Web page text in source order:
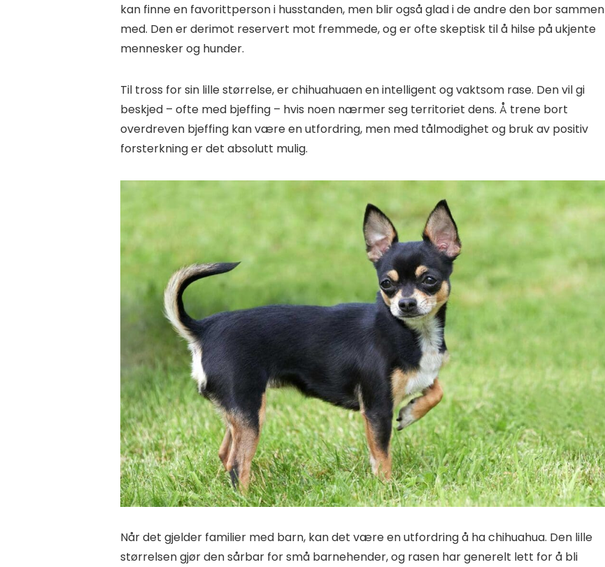
kan finne en favorittperson i husstanden, men blir også glad i de andre den bor sammen
med. Den er derimot reservert mot fremmede, og er ofte skeptisk til å hilse på ukjente
mennesker og hunder.
Til tross for sin lille størrelse, er chihuahuaen en intelligent og vaktsom rase. Den vil gi
beskjed – ofte med bjeffing – hvis noen nærmer seg territoriet dens. Å trene bort
overdreven bjeffing kan være en utfordring, men med tålmodighet og bruk av positiv
forsterkning er det absolutt mulig.
Når det gjelder familier med barn, kan det være en utfordring å ha chihuahua. Den lille
størrelsen gjør den sårbar for små barnehender, og rasen har generelt lett for å bli